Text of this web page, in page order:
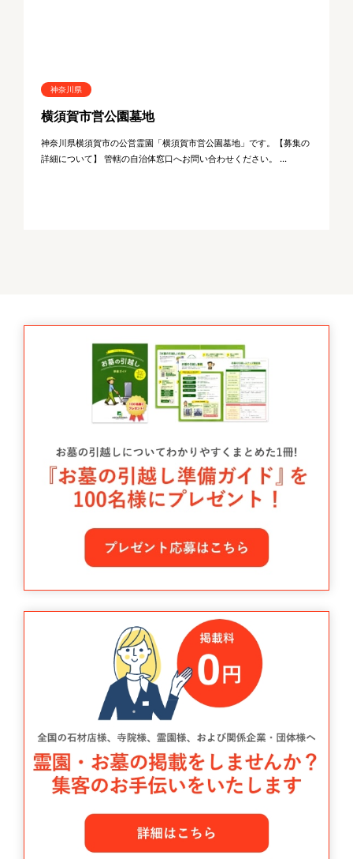
神奈川県
横須賀市営公園墓地
神奈川県横須賀市の公営霊園「横須賀市営公園墓地」です。【募集の
詳細について】 管轄の自治体窓口へお問い合わせください。 ...